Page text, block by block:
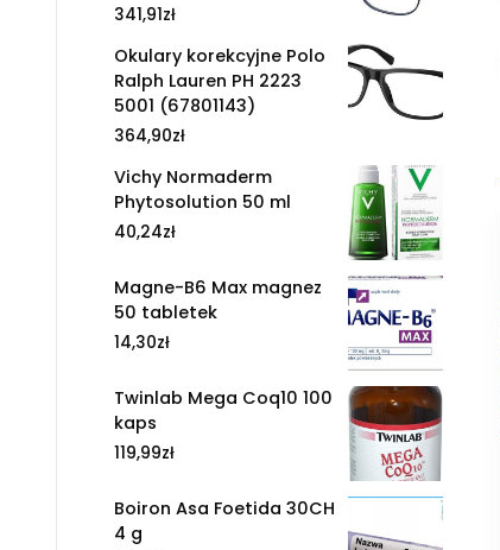
341,91zł
Okulary korekcyjne Polo
Ralph Lauren PH 2223
5001 (67801143)
364,90zł
Vichy Normaderm
Phytosolution 50 ml
40,24zł
Magne-B6 Max magnez
50 tabletek
14,30zł
Twinlab Mega Coq10 100
kaps
119,99zł
Boiron Asa Foetida 30CH
4 g